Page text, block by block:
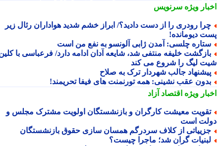
ویژهسرنویس
رودری را از دست دادید؟/ ابراز خشم شدید هواداران رئال زیر
دیومانده!
چلسی: آمدن ژابی آلونسو به نفع من است
خلیفه منتفی شد، شایعه آدان ادامه دارد/ فرعباسی با کلین
لیگ را شروع می کند
جالب شهردار ترک به صلاح
عقب نشینی: همه تورنمنت های فیفا تحریمند!
ویژهاقتصاد آزاد
معیشت کارگران و بازنشستگان اولویت مشترک مجلس و
است
از کلاف سردرگم همسان سازی حقوق بازنشستگان
گران شد؛ ماجرا چیست؟